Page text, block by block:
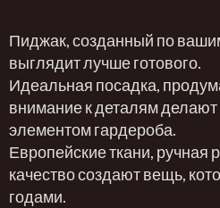
Пиджак, созданный по
выглядит лучше готового.
Идеальная посадка,
внимание к деталям
элементом гардероба.
Европейские ткани, ручная
качество создают вещь,
годами.